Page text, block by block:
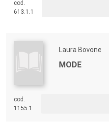
cod.
613.1.1
Laura Bovone
MODE
cod.
1155.1